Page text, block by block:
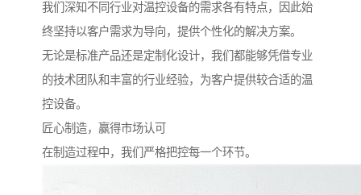
我们深知不同行业对温控设备的需求各有特点，因此始
终坚持以客户需求为导向，提供个性化的解决方案。
无论是标准产品还是定制化设计，我们都能够凭借专业
的技术团队和丰富的行业经验，为客户提供较合适的温
控设备。
匠心制造，赢得市场认可
在制造过程中，我们严格把控每一个环节。